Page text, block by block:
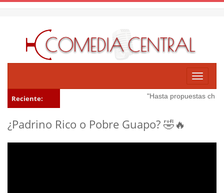
Toggle
Reciente: "Hasta propuestas
¿Padrino Rico o Pobre Guapo? 🤣🔥